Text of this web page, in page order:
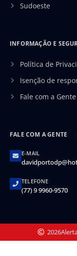
Sudoeste
INFORMAÇÃO E
Política de
Isenção de
Fale com a Gente
FALE COM A GENTE
E-MAIL
TELEFONE
(77) 9 9960-9570
2026